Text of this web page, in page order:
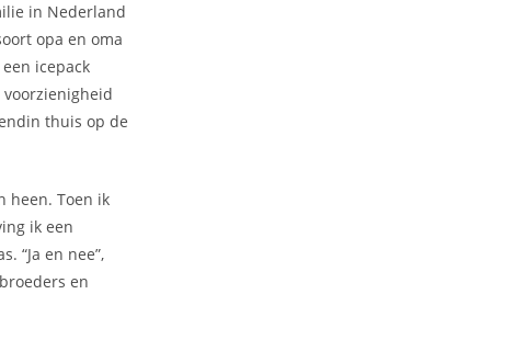
in Nederland
opa en oma
icepack
thuis op de
heen. Toen ik
ik een
“Ja en nee”,
en